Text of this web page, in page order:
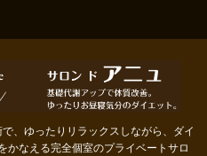
、ゆったりリラックスしながら、ダイ
かなえる完全個室のプライベートサロ